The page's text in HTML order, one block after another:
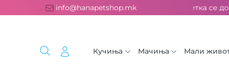
info@hanapetshop.mk
испорака над 2000 ден. ››› 2% од секоја сметка се
Кучиња Мачиња Мали